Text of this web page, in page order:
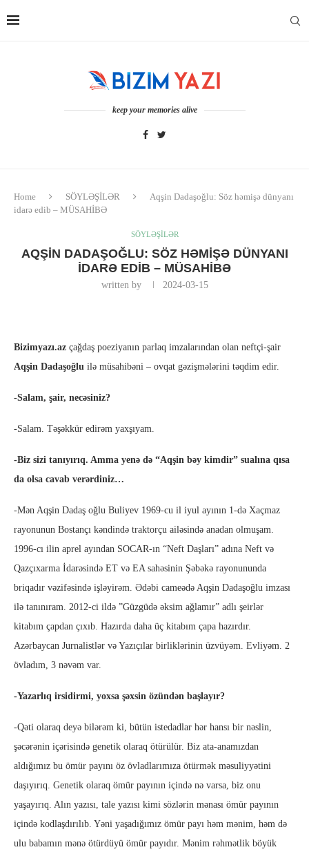
keep your memories alive
Home SÖYLƏŞİLƏR
Aqşin Dadaşoğlu: Söz həmişə dünyanı
idarə edib – MÜSAHİBƏ
SÖYLƏŞİLƏR
AQŞIN DADAŞOĞLU: SÖZ HƏMIŞƏ DÜNYANI
IDARƏ EDIB – MÜSAHİBƏ
written by 2024-03-15
Bizimyazı.az çağdaş poeziyanın parlaq imzalarından olan neftçi-şair
Aqşin Dadaşoğlu ilə müsahibəni – ovqat gəzişmələrini təqdim edir.
-Salam, şair, necəsiniz?
-Salam. Təşəkkür edirəm yaxşıyam.
-Biz sizi tanıyırıq. Amma yenə də “Aqşin bəy kimdir” sualına qısa
da olsa cavab verərdiniz…
-Mən Aqşin Dadaş oğlu Buliyev 1969-cu il iyul ayının 1-də Xaçmaz
rayonunun Bostançı kəndində traktorçu ailəsində anadan olmuşam.
1996-cı ilin aprel ayından SOCAR-ın “Neft Daşları” adına Neft və
Qazçıxarma İdarəsində ET və EA sahəsinin Şəbəkə rayonununda
briqadır vəzifəsində işləyirəm. Ədəbi cameədə Aqşin Dadaşoğlu imzası
ilə tanınıram. 2012-ci ildə ”Güzgüdə əksim ağlamır” adlı şeirlər
kitabım çapdan çıxıb. Hazırda daha üç kitabım çapa hazırdır.
Azərbaycan Jurnalistlər və Yazıçılar birliklərinin üzvüyəm. Evliyəm. 2
övladım, 3 nəvəm var.
-Yazarlıq irsidirmi, yoxsa şəxsin özündən başlayır?
-Qəti olaraq deyə bilərəm ki, bütün istedadlar hər hansı bir nəslin,
şəcərənin içərisində genetik olaraq ötürülür. Biz ata-anamızdan
aldığımız bu ömür payını öz övladlarımıza ötürmək məsuliyyətini
daşıyırıq. Genetik olaraq ömür payının içində nə varsa, biz onu
yaşayırıq. Alın yazısı, tale yazısı kimi sözlərin mənası ömür payının
içində kodlaşdırılıb. Yəni yaşadığımız ömür payı həm mənim, həm də
ulu babamın mənə ötürdüyü ömür payıdır. Mənim rəhmətlik böyük